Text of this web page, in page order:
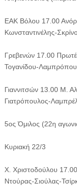
ΕΑΚ Βόλου 17.00
Κωνσταντινέλης-
Γρεβενών 17.00
Τογανίδου-
Γιαννιτσών 13.00 Μ.
Γιατρόπουλος-
5ος Όμιλος (22η
Κυριακή 22/3
Χ. Χριστοδούλου
Ντούρας-Σιούλας-